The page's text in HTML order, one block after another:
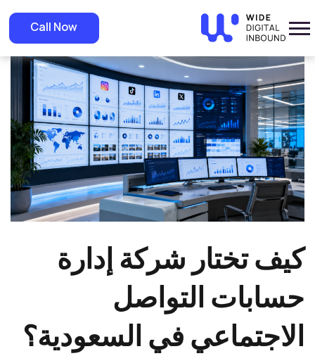
Call Now Home Blog
»
كيف تختار شركة إدارة حسابات التواصل الاجتماعي في
السعودية؟
كيف تختار شركة إدارة
حسابات التواصل
الاجتماعي في السعودية؟